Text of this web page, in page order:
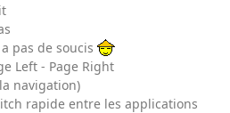
pas de soucis
Left - Page Right
navigation)
rapide entre les applications